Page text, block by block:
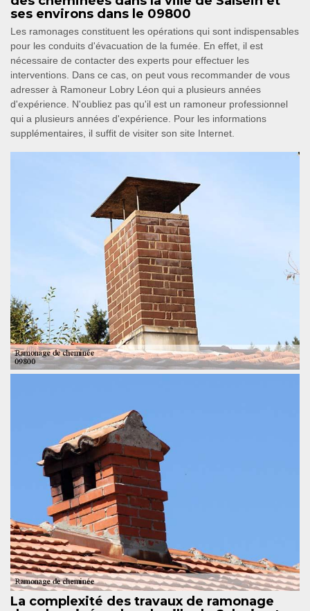
ses environs dans le 09800
Les ramonages constituent les opérations qui sont indispensables
pour les conduits d'évacuation de la fumée. En effet, il est
nécessaire de contacter des experts pour effectuer les
interventions. Dans ce cas, on peut vous recommander de vous
adresser à Ramoneur Lobry Léon qui a plusieurs années
d'expérience. N'oubliez pas qu'il est un ramoneur professionnel
qui a plusieurs années d'expérience. Pour les informations
supplémentaires, il suffit de visiter son site Internet.
La complexité des travaux de ramonage